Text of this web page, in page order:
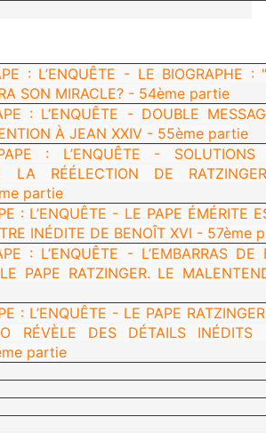
: L’ENQUÊTE - LE BIOGRAPHE :
SON MIRACLE? - 54ème partie
: L’ENQUÊTE - DOUBLE
À JEAN XXIV - 55ème partie
: L’ENQUÊTE -
LA RÉÉLECTION DE
partie
: L’ENQUÊTE - LE PAPE ÉMÉRITE
INÉDITE DE BENOÎT XVI - 57ème
: L’ENQUÊTE - L’EMBARRAS
PAPE RATZINGER. LE
: L’ENQUÊTE - LE PAPE
RÉVÈLE DES DÉTAILS INÉDITS
partie